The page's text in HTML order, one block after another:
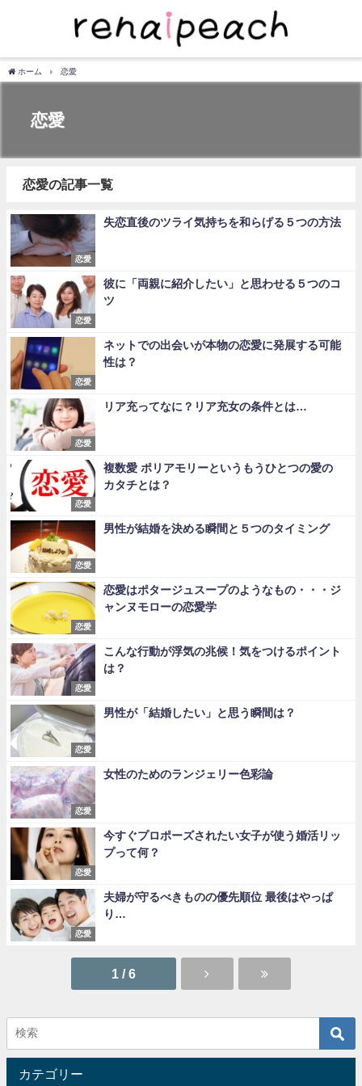
ホーム 恋愛
恋愛
恋愛の記事一覧
恋愛
失恋直後のツライ気持ちを和らげる５つの方法
恋愛
彼に「両親に紹介したい」と思わせる５つのコ
ツ
恋愛
ネットでの出会いが本物の恋愛に発展する可能
性は？
恋愛
リア充ってなに？リア充女の条件とは…
恋愛
複数愛 ポリアモリーというもうひとつの愛の
カタチとは？
恋愛
男性が結婚を決める瞬間と５つのタイミング
恋愛
恋愛はポタージュスープのようなもの・・・ジ
ャンヌモローの恋愛学
恋愛
こんな行動が浮気の兆候！気をつけるポイント
は？
恋愛
男性が「結婚したい」と思う瞬間は？
恋愛
女性のためのランジェリー色彩論
恋愛
今すぐプロポーズされたい女子が使う婚活リッ
プって何？
恋愛
夫婦が守るべきものの優先順位 最後はやっぱ
り…
1 / 6
カテゴリー